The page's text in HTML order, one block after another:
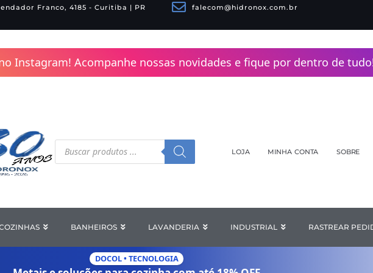
Franco, 4185 - Curitiba | PR falecom@hidronox.com.br
Instagram! Acompanhe nossas novidades e fique por dentro de
Pesquisar
produtos LOJA MINHA CONTA SOBRE
Open COZINHAS
BANHEIROS Open BANHEIROS
LAVANDERIA Open LAVANDERIA
INDUSTRIAL OpenRASTREAR
DOCOL • TECNOLOGIA